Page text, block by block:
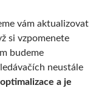
vám aktualizovat
si vzpomenete
budeme
neustále
a je